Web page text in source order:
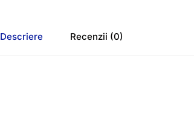
Descriere Recenzii (0)